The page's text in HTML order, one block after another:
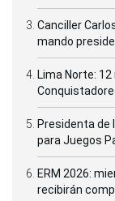
Canciller
mando
Lima Norte:
Presidenta de
para Juegos
ERM 2026:
recibirán